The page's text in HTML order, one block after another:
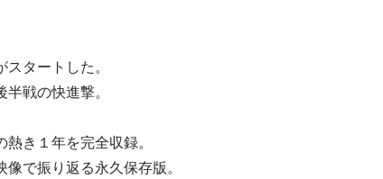
タートした。
戦の快進撃。
き１年を完全収録。
で振り返る永久保存版。